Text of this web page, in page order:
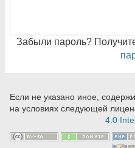
Забыли пароль?
Если не указано иное,
на условиях следующей
4.0